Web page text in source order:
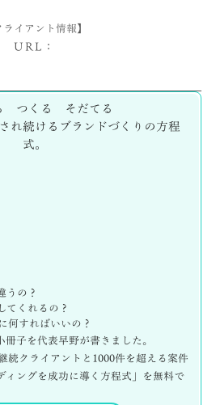
ライアント情報】
URL：
つくる そだてる
れ続けるブランドづくりの方程
式。
うの？
てくれるの？
何すればいいの？
子を代表早野が書きました。
続クライアントと1000件を超える案件
ィングを成功に導く方程式」を無料で